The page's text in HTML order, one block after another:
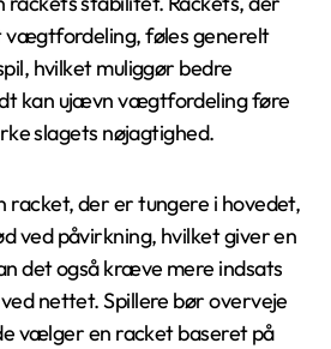
vægtfordeling, føles generelt
hvilket muliggør bedre
kan ujævn vægtfordeling føre
slagets nøjagtighed.
racket, der er tungere i hovedet,
ved påvirkning, hvilket giver en
det også kræve mere indsats
nettet. Spillere bør overveje
vælger en racket baseret på